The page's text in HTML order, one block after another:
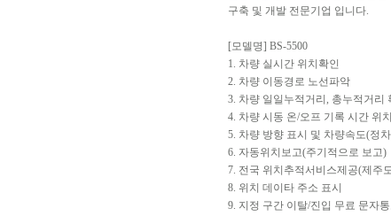
구축 및 개발 전문기업 입니다.
[모델명] BS-5500
1. 차량 실시간 위치확인
2. 차량 이동경로 노선파악
3. 차량 일일누적거리, 총누적거리
4. 차량 시동 온/오프 기록 시간 위
5. 차량 방향 표시 및 차량속도(정
6. 자동위치보고(주기적으로 보고)
7. 전국 위치추적서비스제공(제주
8. 위치 데이타 주소 표시
9. 지정 구간 이탈/진입 무료 문자